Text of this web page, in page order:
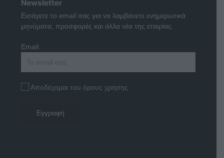
Newsletter
Εισάγετε το email σας για να λαμβάνετε ενημερωτικά
μηνύματα, προσφορές και άλλα νέα της εταιρίας.
Email:
Αποδέχομαι του όρους χρήσης